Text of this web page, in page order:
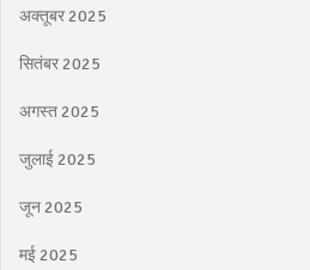
अक्तूबर 2025
सितंबर 2025
अगस्त 2025
जुलाई 2025
जून 2025
मई 2025